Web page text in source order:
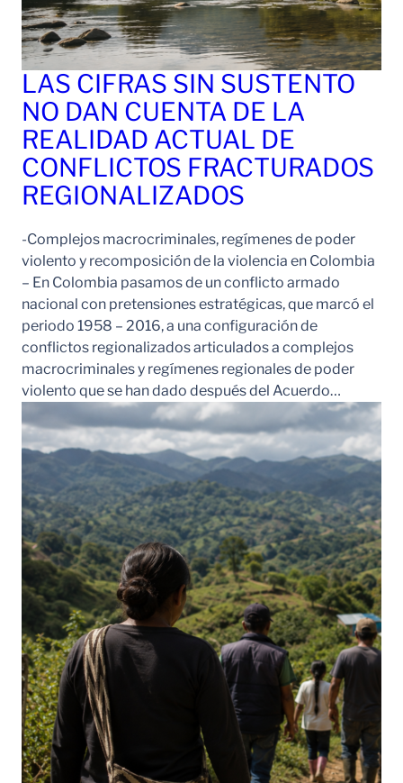
LAS CIFRAS SIN SUSTENTO
NO DAN CUENTA DE LA
REALIDAD ACTUAL DE
CONFLICTOS FRACTURADOS
REGIONALIZADOS
-Complejos macrocriminales, regímenes de poder
violento y recomposición de la violencia en Colombia
– En Colombia pasamos de un conflicto armado
nacional con pretensiones estratégicas, que marcó el
periodo 1958 – 2016, a una configuración de
conflictos regionalizados articulados a complejos
macrocriminales y regímenes regionales de poder
violento que se han dado después del Acuerdo…